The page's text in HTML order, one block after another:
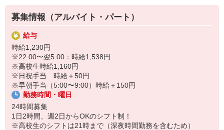
与兵衛、オリーブの丘、焼肉いちばんなどを経営しているゼンシ
ョーグループ！
その中のひとつ『すき家』でお仕事しませんか？
あなたの笑顔で！
すばやく提供！
他にも、食材の調整や金銭管理、新しく入社したクルーの研修など
様々なお仕事があります。
セルフオーダー、セルフ会計で、現金の受け渡しはほとんどありま
せん。※一部店舗を除く
取り間違いもなく安心でスムーズ♪
マニュアルも用意していますので飲食店が初めての方でも大丈夫！
もちろん先輩クルーがしっかり教えてくれるので安心してくださ
い。
募集情報（アルバイト・パート）
給与
時給1,230円
※22:00〜翌5:00：時給1,538円
※高校生時給1,160円
※日祝手当 時給＋50円
※早朝手当（5:00〜9:00）時給＋150円
勤務時間・曜日
24時間募集
1日2時間、週2日からOKのシフト制！
※高校生のシフトは21時まで（深夜時間勤務を含むため）